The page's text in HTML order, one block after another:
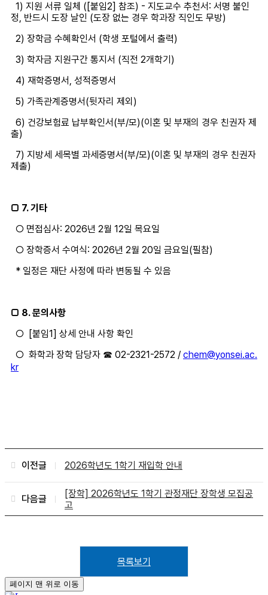
1) 지원 서류 일체 ([붙임2] 참조) - 지도교수 추천서: 서명 불인
정, 반드시 도장 날인 (도장 없는 경우 학과장 직인도 무방)
2) 장학금 수혜확인서 (학생 포털에서 출력)
3) 학자금 지원구간 통지서 (직전 2개학기)
4) 재학증명서, 성적증명서
5) 가족관계증명서(뒷자리 제외)
6) 건강보험료 납부확인서(부/모)(이혼 및 부재의 경우 친권자 제
출)
7) 지방세 세목별 과세증명서(부/모)(이혼 및 부재의 경우 친권자
제출)
□ 7. 기타
○ 면접심사: 2026년 2월 12일 목요일
○ 장학증서 수여식: 2026년 2월 20일 금요일(필참)
* 일정은 재단 사정에 따라 변동될 수 있음
□ 8. 문의사항
○ [붙임1] 상세 안내 사항 확인
○ 화학과 장학 담당자 ☎ 02-2321-2572 / chem@yonsei.ac.
kr
이전글 2026학년도 1학기 재입학 안내
다음글
[장학] 2026학년도 1학기 관정재단 장학생 모집공
고
목록보기
페이지 맨 위로 이동